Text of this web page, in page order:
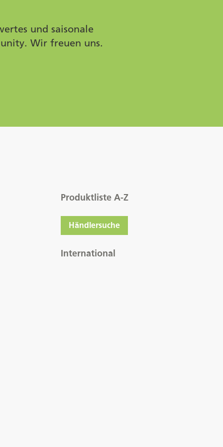
und saisonale
Wir freuen uns.
Produktliste A-Z
Händlersuche
International